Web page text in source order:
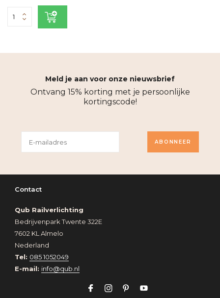
Meld je aan voor onze nieuwsbrief
Ontvang 15% korting met je persoonlijke
kortingscode!
ABONNEER
Contact
Qub Railverlichting
Bedrijvenpark Twente 322E
7602 KL Almelo
Nederland
Tel: 085 1052049
E-mail: info@qub.nl